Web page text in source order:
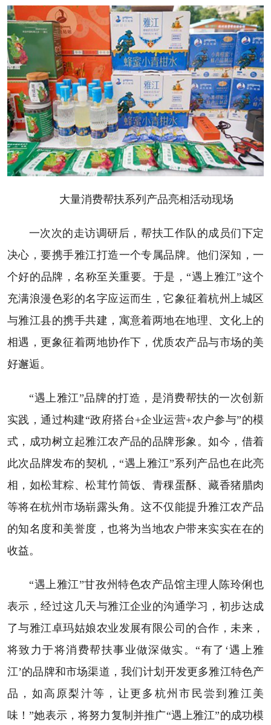
大量消费帮扶系列产品亮相活动现场
一次次的走访调研后，帮扶工作队的成员们下定
决心，要携手雅江打造一个专属品牌。他们深知，一
个好的品牌，名称至关重要。于是，“遇上雅江”这个
充满浪漫色彩的名字应运而生，它象征着杭州上城区
与雅江县的携手共建，寓意着两地在地理、文化上的
相遇，更象征着两地协作下，优质农产品与市场的美
好邂逅。
“遇上雅江”品牌的打造，是消费帮扶的一次创新
实践，通过构建“政府搭台+企业运营+农户参与”的模
式，成功树立起雅江农产品的品牌形象。如今，借着
此次品牌发布的契机，“遇上雅江”系列产品也在此亮
相，如松茸粽、松茸竹筒饭、青稞蛋酥、藏香猪腊肉
等将在杭州市场崭露头角。这不仅能提升雅江农产品
的知名度和美誉度，也将为当地农户带来实实在在的
收益。
“遇上雅江”甘孜州特色农产品馆主理人陈玲俐也
表示，经过这几天与雅江企业的沟通学习，初步达成
了与雅江卓玛姑娘农业发展有限公司的合作，未来，
将致力于将消费帮扶事业做深做实。“有了‘遇上雅
江’的品牌和市场渠道，我们计划开发更多雅江特色产
品，如高原梨汁等，让更多杭州市民尝到雅江美
味！”她表示，将努力复制并推广“遇上雅江”的成功模